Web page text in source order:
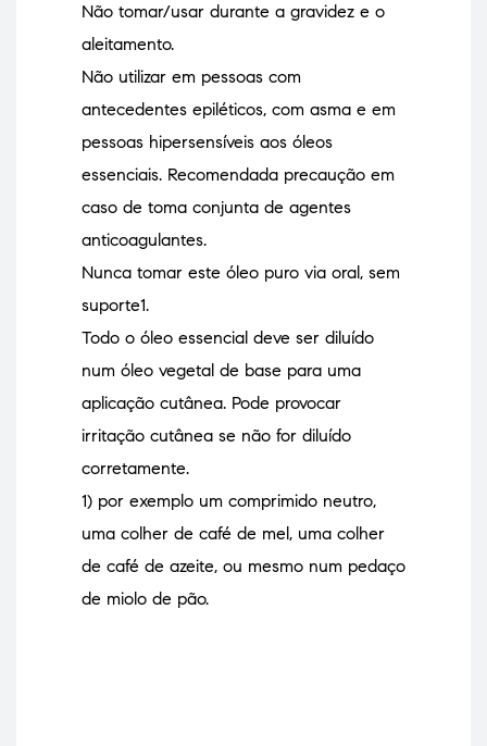
Não tomar/usar durante a gravidez e o
aleitamento.
Não utilizar em pessoas com
antecedentes epiléticos, com asma e em
pessoas hipersensíveis aos óleos
essenciais. Recomendada precaução em
caso de toma conjunta de agentes
anticoagulantes.
Nunca tomar este óleo puro via oral, sem
suporte1.
Todo o óleo essencial deve ser diluído
num óleo vegetal de base para uma
aplicação cutânea. Pode provocar
irritação cutânea se não for diluído
corretamente.
1) por exemplo um comprimido neutro,
uma colher de café de mel, uma colher
de café de azeite, ou mesmo num pedaço
de miolo de pão.